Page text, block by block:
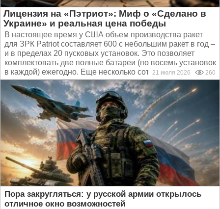
Лицензия на «Пэтриот»: Миф о «Сделано в
Украине» и реальная цена победы
В настоящее время у США объем производства ракет
для ЗРК Patriot составляет 600 с небольшим ракет в год –
и в пределах 20 пусковых установок. Это позволяет
комплектовать две полные батареи (по восемь установок
в каждой) ежегодно. Еще несколько сотен ракет...
21 июля 2026 260
Пора закругляться: у русской армии открылось
отличное окно возможностей